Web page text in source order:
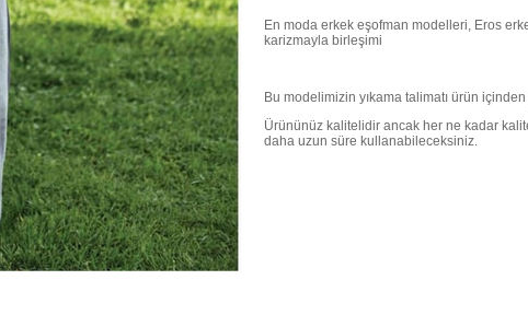
En moda erkek eşofman modelleri, Eros
karizmayla birleşimi
Bu modelimizin yıkama talimatı ürün içinden
Ürününüz kalitelidir ancak her ne kadar
daha uzun süre kullanabileceksiniz.